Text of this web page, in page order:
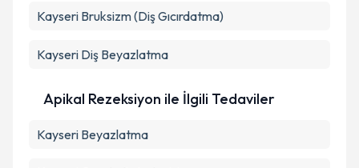
Kayseri Bruksizm (Diş Gıcırdatma)
Kayseri Diş Beyazlatma
Apikal Rezeksiyon ile İlgili Tedaviler
Kayseri Beyazlatma